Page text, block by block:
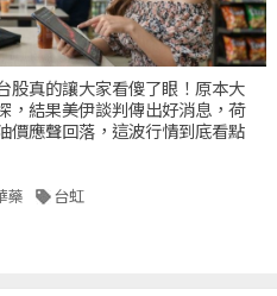
股真的讓大家看傻了眼！原本大
，結果美伊談判傳出好消息，荷
價應聲回落，這波行情到底看點
藥 台虹